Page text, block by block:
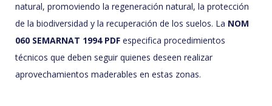
natural, promoviendo la regeneración natural, la protección
de la biodiversidad y la recuperación de los suelos. La NOM
060 SEMARNAT 1994 PDF especifica procedimientos
técnicos que deben seguir quienes deseen realizar
aprovechamientos maderables en estas zonas.